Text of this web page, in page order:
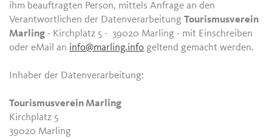
ihm beauftragten Person, mittels Anfrage an den
Verantwortlichen der DatenverarbeitungTourismusverein
Marling - Kirchplatz 5 - 39020 Marling - mit Einschreiben
oder eMail an info@marling.info geltend gemacht werden.
Inhaber der Datenverarbeitung:
Tourismusverein Marling
Kirchplatz 5
39020 Marling